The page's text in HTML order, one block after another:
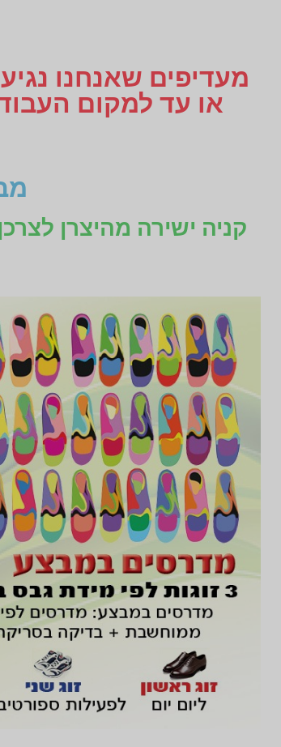
מעדיפים שאנחנו
קניה ישירה מהיצרן